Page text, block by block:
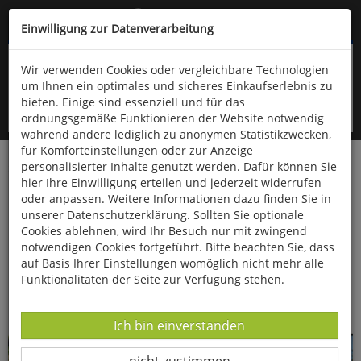
Kompletten Head der Seite überspringen
oder (06766) 9323-960
Startseite Bücher Biologie allgemein Ornithologie
Geheimnisvoller Schwarzstorch
Einwilligung zur Datenverarbeitung
Wir verwenden Cookies oder vergleichbare Technologien
um Ihnen ein optimales und sicheres Einkaufserlebnis zu
bieten. Einige sind essenziell und für das
ordnungsgemäße Funktionieren der Website notwendig
während andere lediglich zu anonymen Statistikzwecken,
für Komforteinstellungen oder zur Anzeige
personalisierter Inhalte genutzt werden. Dafür können Sie
hier Ihre Einwilligung erteilen und jederzeit widerrufen
oder anpassen. Weitere Informationen dazu finden Sie in
unserer Datenschutzerklärung. Sollten Sie optionale
Cookies ablehnen, wird Ihr Besuch nur mit zwingend
notwendigen Cookies fortgeführt. Bitte beachten Sie, dass
auf Basis Ihrer Einstellungen womöglich nicht mehr alle
Funktionalitäten der Seite zur Verfügung stehen.
Datenverarbeitung -
Ich bin einverstanden